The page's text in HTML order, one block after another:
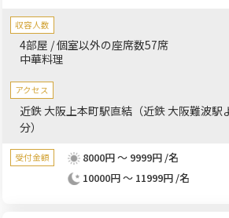
収容人数
4部屋 / 個室以外の座席数57席
中華料理
アクセス
近鉄 大阪上本町駅直結（近鉄 大阪難波駅
分）
受付金額
8000円 ～ 9999円 /名
10000円 ～ 11999円 /名